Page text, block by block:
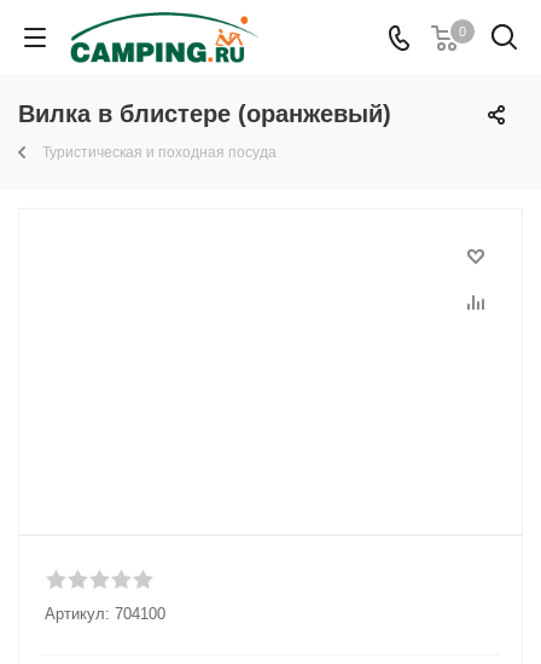
0
Вилка в блистере (оранжевый)
Туристическая и походная посуда
Артикул: 704100